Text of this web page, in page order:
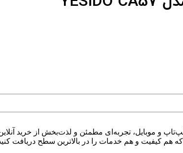
و موبایل، تجربه‌ای مطمئن و لذت‌بخش از خرید
کیفیت و هم خدمات را در بالاترین سطح دریافت